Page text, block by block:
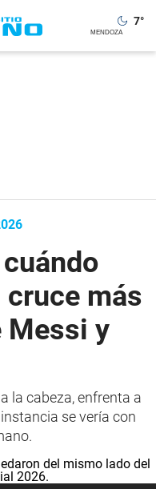
7°
más
Messi y
la cabeza, enfrenta a
se vería con